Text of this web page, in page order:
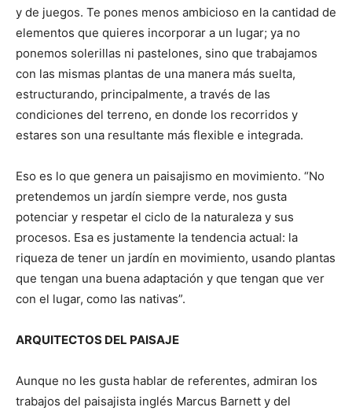
y de juegos. Te pones menos ambicioso en la cantidad de
elementos que quieres incorporar a un lugar; ya no
ponemos solerillas ni pastelones, sino que trabajamos
con las mismas plantas de una manera más suelta,
estructurando, principalmente, a través de las
condiciones del terreno, en donde los recorridos y
estares son una resultante más flexible e integrada.
Eso es lo que genera un paisajismo en movimiento. “No
pretendemos un jardín siempre verde, nos gusta
potenciar y respetar el ciclo de la naturaleza y sus
procesos. Esa es justamente la tendencia actual: la
riqueza de tener un jardín en movimiento, usando plantas
que tengan una buena adaptación y que tengan que ver
con el lugar, como las nativas”.
ARQUITECTOS DEL PAISAJE
Aunque no les gusta hablar de referentes, admiran los
trabajos del paisajista inglés Marcus Barnett y del